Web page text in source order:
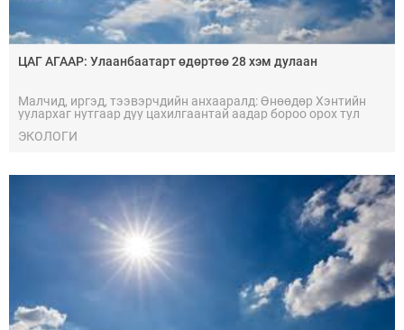
ЦАГ АГААР: Улаанбаатарт өдөртөө 28 хэм дулаан
Малчид, иргэд, тээвэрчдийн анхааралд: Өнөөдөр Хэнтийн
уулархаг нутгаар дуу цахилгаантай аадар бороо орох тул
аюулаас сэрэмжтэй байхыг анхааруулж байна.
ЭКОЛОГИ